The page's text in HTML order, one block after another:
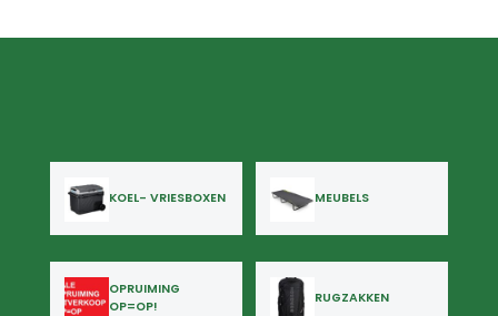
KOEL- VRIESBOXEN MEUBELS
OPRUIMING
OP=OP!
RUGZAKKEN